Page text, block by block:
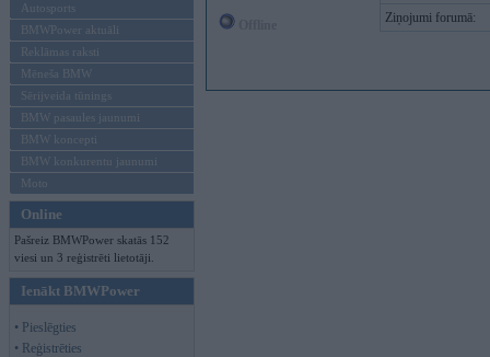
Autosports
BMWPower aktuāli
Reklāmas raksti
Mēneša BMW
Sērijveida tūnings
BMW pasaules jaunumi
BMW koncepti
BMW konkurentu jaunumi
Moto
Online
Pašreiz BMWPower skatās 152
viesi un 3 reģistrēti lietotāji.
Ienākt BMWPower
• Pieslēgties
• Reģistrēties
Ziņojumi forumā: